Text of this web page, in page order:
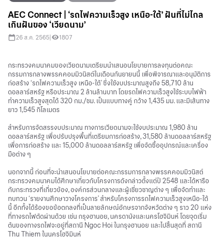
AEC Connect | ‘รถไฟความเร็วสูง เหนือ-ใต้’ ฝันที่ไม่ไกล
เกินฝันของ ‘เวียดนาม’
26 ส.ค. 2565 1807
กระทรวงคมนาคมของเวียดนามเตรียมนำเสนอนโยบายการลงทุนต่อคณะ
กรรมการกลางพรรคคอมมิวนิสต์ในเดือนกันยายนนี้ เพื่อพิจารณาและอนุมัติการ
ก่อสร้าง ‘รถไฟความเร็วสูง เหนือ-ใต้’ ซึ่งใช้งบประมาณสูงถึง 58,710 ล้าน
ดอลลาร์สหรัฐ หรือประมาณ 2 ล้านล้านบาท โดยรถไฟความเร็วสูงใช้ระบบไฟฟ้า
ทำความเร็วสูงสุดได้ 320 กม./ชม. เป็นแบบทางคู่ กว้าง 1,435 มม. และมีเส้นทาง
ยาว 1,545 กิโลเมตร
สำหรับการจัดสรรงบประมาณ ทางการเวียดนามจะใช้งบประมาณ 1,980 ล้าน
ดอลลาร์สหรัฐ เพื่อปรับปรุงพื้นที่เตรียมการก่อสร้าง, 31,580 ล้านดอลลาร์สหรัฐ
เพื่อการก่อสร้าง และ 15,000 ล้านดอลลาร์สหรัฐ เพื่อจัดซื้ออุปกรณ์และเครื่อง
มือต่าง ๆ
นอกจากนี้ ก่อนที่จะนำเสนอนโยบายต่อคณะกรรมการกลางพรรคคอมมิวนิสต์
กระทรวงคมนาคมได้ศึกษาเกี่ยวกับโครงการดังกล่าวตั้งแต่ปี 2548 และได้หารือ
กับกระทรวงที่เกี่ยวข้อง, องค์กรส่วนกลางและผู้เชี่ยวชาญต่าง ๆ เพื่อจัดทำและ
ทบทวน ‘รายงานศึกษาวางโครงการ’ สำหรับโครงการรถไฟความเร็วสูงเหนือ-ใต้
นี้ อีกทั้งได้ร้องขอข้อตกลงที่เป็นลายลักษณ์อักษรจากจังหวัดต่าง ๆ ราว 20 แห่ง
ที่ทางรถไฟตัดผ่านด้วย เช่น กรุงฮานอย, นครดานังและนครโฮจิมินห์ โดยจุดเริ่ม
ต้นของทางรถไฟจะอยู่ที่สถานี Ngoc Hoi ในกรุงฮานอย และไปสิ้นสุดที่ สถานี
Thu Thiem ในนครโฮจิมินห์